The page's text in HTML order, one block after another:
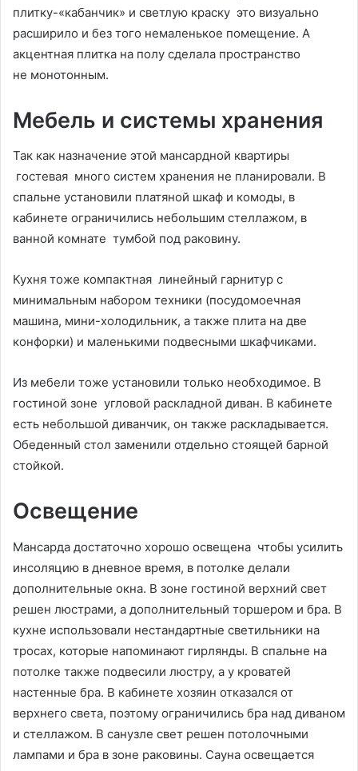
плитку-«кабанчик» и светлую краску это визуально
расширило и без того немаленькое помещение. А
акцентная плитка на полу сделала пространство
не монотонным.
Мебель и системы хранения
Так как назначение этой мансардной квартиры
гостевая много систем хранения не планировали. В
спальне установили платяной шкаф и комоды, в
кабинете ограничились небольшим стеллажом, в
ванной комнате тумбой под раковину.
Кухня тоже компактная линейный гарнитур с
минимальным набором техники (посудомоечная
машина, мини-холодильник, а также плита на две
конфорки) и маленькими подвесными шкафчиками.
Из мебели тоже установили только необходимое. В
гостиной зоне угловой раскладной диван. В кабинете
есть небольшой диванчик, он также раскладывается.
Обеденный стол заменили отдельно стоящей барной
стойкой.
Освещение
Мансарда достаточно хорошо освещена чтобы усилить
инсоляцию в дневное время, в потолке делали
дополнительные окна. В зоне гостиной верхний свет
решен люстрами, а дополнительный торшером и бра. В
кухне использовали нестандартные светильники на
тросах, которые напоминают гирлянды. В спальне на
потолке также подвесили люстру, а у кроватей
настенные бра. В кабинете хозяин отказался от
верхнего света, поэтому ограничились бра над диваном
и стеллажом. В санузле свет решен потолочными
лампами и бра в зоне раковины. Сауна освещается